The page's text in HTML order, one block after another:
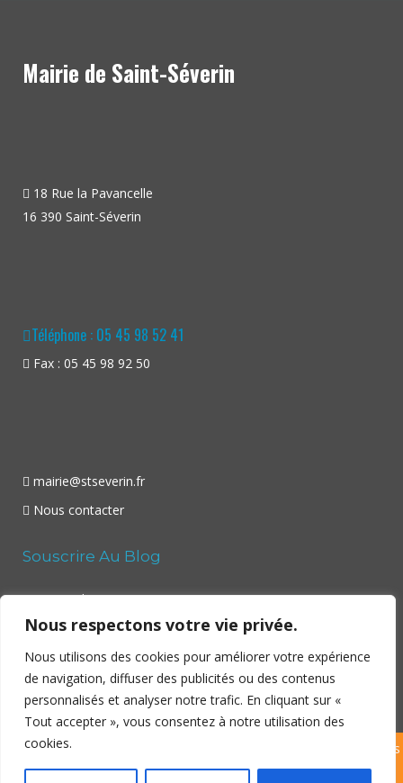
Nous respectons votre vie privée.
Nous utilisons des cookies pour améliorer votre expérience
de navigation, diffuser des publicités ou des contenus
personnalisés et analyser notre trafic. En cliquant sur «
Tout accepter », vous consentez à notre utilisation des
cookies.
Mairie de Saint-Séverin
18 Rue la Pavancelle
16 390 Saint-Séverin
Téléphone : 05 45 98 52 41
Fax : 05 45 98 92 50
mairie@stseverin.fr
Nous contacter
Souscrire Au Blog
Your email:
Copyright ©
– Village en Sud-Charente – 2026 | Tous